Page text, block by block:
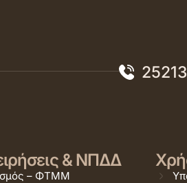
& ΝΠΔΔ
– ΦΤΜΜ